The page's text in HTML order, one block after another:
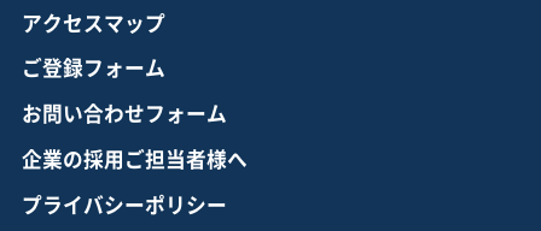
アクセスマップ
ご登録フォーム
お問い合わせフォーム
企業の採用ご担当者様へ
プライバシーポリシー